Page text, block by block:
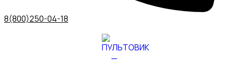
8(800)250-04-18